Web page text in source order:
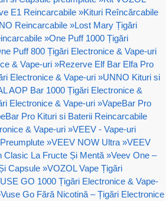
E1 Reincarcabile »Kituri Reîncărcabile
Reincarcabile »Lost Mary Țigări
»One Puff 1000 Țigări
Puff 800 Țigări Electronice & Vape-uri
& Vape-uri »Rezerve Elf Bar Elfa Pro
Electronice & Vape-uri »UNNO Kituri si
AOP Bar 1000 Țigări Electronice &
Electronice & Vape-uri »VapeBar Pro
Pro Kituri si Baterii Reincarcabile
& Vape-uri »VEEV - Vape-uri
»VEEV NOW Ultra »VEEV
Clasic La Fructe Și Mentă »Veev One –
Capsule »VOZOL Vape Țigări
GO 1000 Țigări Electronice & Vape-
Vuse Go Fără Nicotină – Țigări Electronice